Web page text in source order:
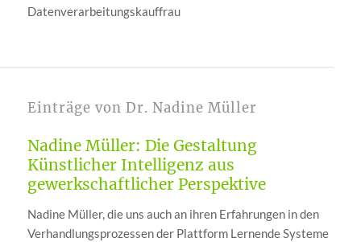
Datenverarbeitungskauffrau
Einträge von Dr. Nadine Müller
Nadine Müller: Die Gestaltung
Künstlicher Intelligenz aus
gewerkschaftlicher Perspektive
Nadine Müller, die uns auch an ihren Erfahrungen in den
Verhandlungsprozessen der Plattform Lernende Systeme